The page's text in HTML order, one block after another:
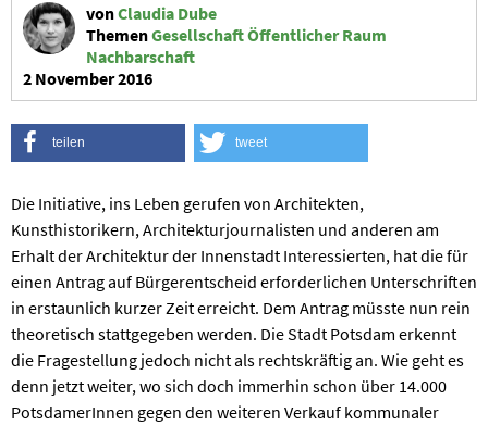
vonClaudia Dube
ThemenGesellschaftÖffentlicher Raum
Nachbarschaft
2 November 2016
teilen tweet
Die Initiative, ins Leben gerufen von Architekten,
Kunsthistorikern, Architekturjournalisten und anderen am
Erhalt der Architektur der Innenstadt Interessierten, hat die für
einen Antrag auf Bürgerentscheid erforderlichen Unterschriften
in erstaunlich kurzer Zeit erreicht. Dem Antrag müsste nun rein
theoretisch stattgegeben werden. Die Stadt Potsdam erkennt
die Fragestellung jedoch nicht als rechtskräftig an. Wie geht es
denn jetzt weiter, wo sich doch immerhin schon über 14.000
PotsdamerInnen gegen den weiteren Verkauf kommunaler